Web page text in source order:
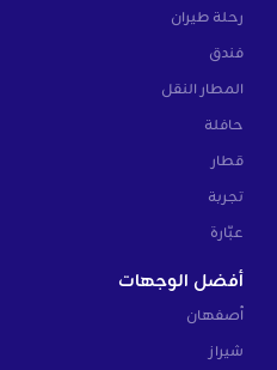
رحلة طيران
فندق
المطار النقل
حافلة
قطار
تجربة
عبّارة
أفضل الوجهات
أصفهان
شيراز